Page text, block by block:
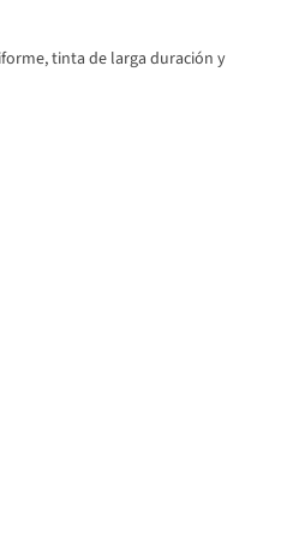
tinta de larga duración y